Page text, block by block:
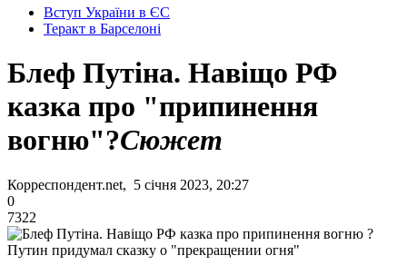
Вступ України в ЄС
Теракт в Барселоні
Блеф Путіна. Навіщо РФ
казка про "припинення
вогню"?Сюжет
Корреспондент.net, 5 січня 2023, 20:27
0
7322
Путин придумал сказку о "прекращении огня"